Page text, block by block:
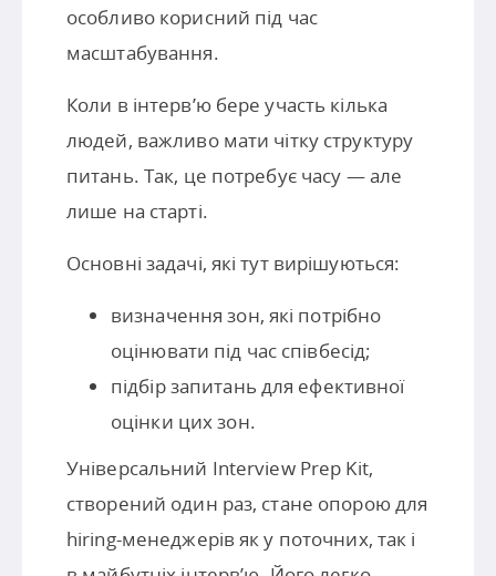
особливо корисний під час
масштабування.
Коли в інтерв’ю бере участь кілька
людей, важливо мати чітку структуру
питань. Так, це потребує часу — але
лише на старті.
Основні задачі, які тут вирішуються:
визначення зон, які потрібно
оцінювати під час співбесід;
підбір запитань для ефективної
оцінки цих зон.
Універсальний Interview Prep Kit,
створений один раз, стане опорою для
hiring-менеджерів як у поточних, так і